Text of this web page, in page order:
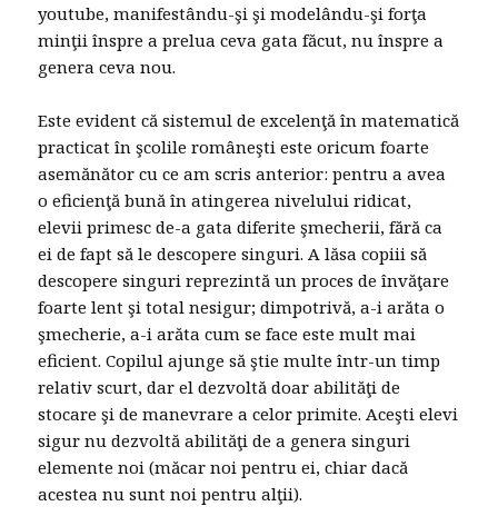
youtube, manifestându-şi şi modelându-şi forţa
minţii înspre a prelua ceva gata făcut, nu înspre a
genera ceva nou.
Este evident că sistemul de excelenţă în matematică
practicat în şcolile româneşti este oricum foarte
asemănător cu ce am scris anterior: pentru a avea
o eficienţă bună în atingerea nivelului ridicat,
elevii primesc de-a gata diferite şmecherii, fără ca
ei de fapt să le descopere singuri. A lăsa copiii să
descopere singuri reprezintă un proces de învăţare
foarte lent şi total nesigur; dimpotrivă, a-i arăta o
şmecherie, a-i arăta cum se face este mult mai
eficient. Copilul ajunge să ştie multe într-un timp
relativ scurt, dar el dezvoltă doar abilităţi de
stocare şi de manevrare a celor primite. Aceşti elevi
sigur nu dezvoltă abilităţi de a genera singuri
elemente noi (măcar noi pentru ei, chiar dacă
acestea nu sunt noi pentru alţii).